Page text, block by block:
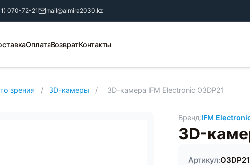
070-72-21 mail@almira2030.kz
ОплатаВозвратКонтакты
зрения / 3D-камеры / 3D-камера IFM Electronic O3DP21
Бренд:IFM
3D-
Артикул:O3DP21